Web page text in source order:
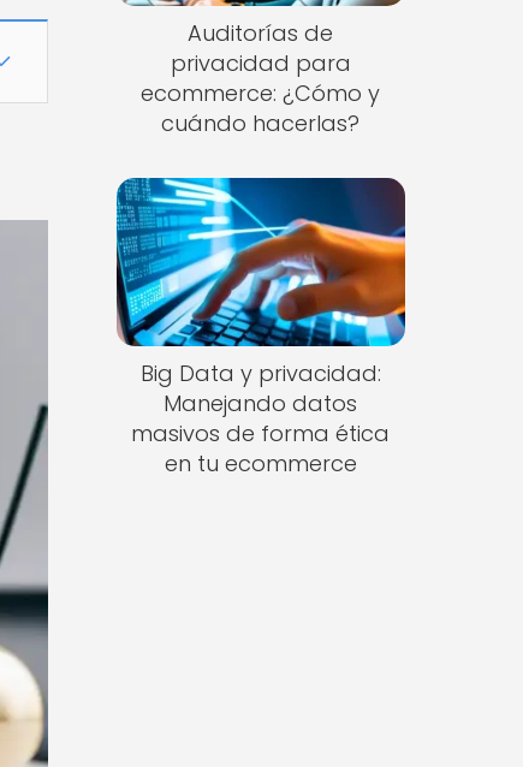
Auditorías de
privacidad para
ecommerce: ¿Cómo y
cuándo hacerlas?
Big Data y privacidad:
Manejando datos
masivos de forma ética
en tu ecommerce